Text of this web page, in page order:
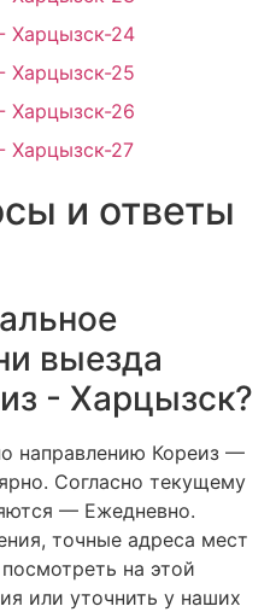
и ответы
выезда
- Харцызск?
направлению Кореиз —
Согласно текущему
— Ежедневно.
точные адреса мест
на этой
или уточнить у наших